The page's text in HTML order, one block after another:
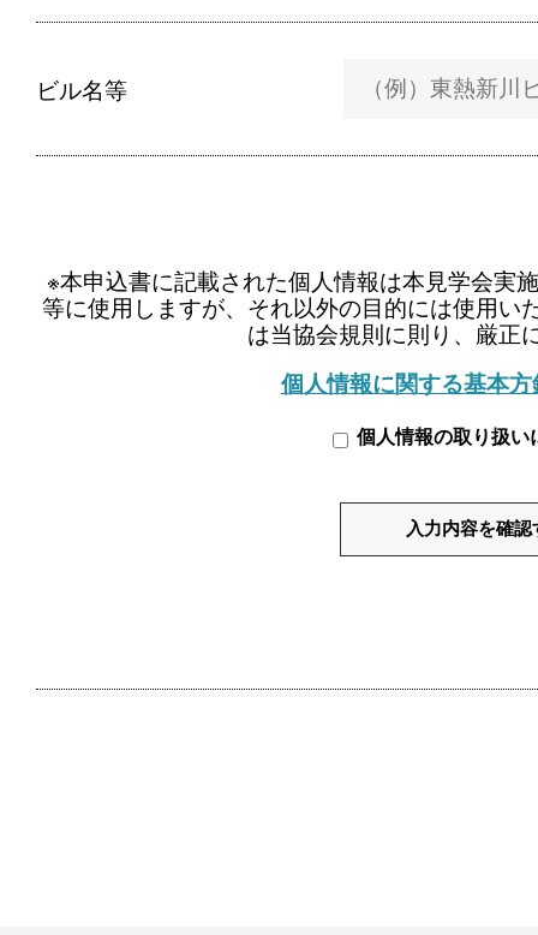
ビル名等
※本申込書に記載された個人情報は本見学会実
等に使用しますが、それ以外の目的には使用い
は当協会規則に則り、厳正
個人情報に関する基本
個人情報の取り扱い